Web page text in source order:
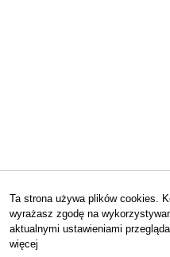
Ta strona używa plików cookies.
wyrażasz zgodę na
aktualnymi ustawieniami
więcej